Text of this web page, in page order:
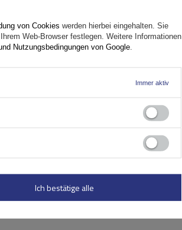
von Cookies werden hierbei eingehalten. Sie
Web-Browser festlegen. Weitere Informationen
Nutzungsbedingungen von Google
Immer aktiv
Ich bestätige alle